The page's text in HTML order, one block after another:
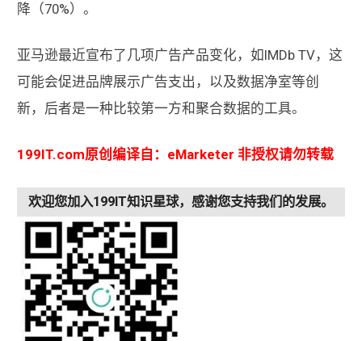
降（70%）。
亚马逊最近宣布了几项广告产品变化，如IMDb TV，这
可能会促进品牌展示广告支出，以及数据净室等创
新，后者是一种比较第一方和聚合数据的工具。
199IT.com原创编译自：eMarketer 非授权请勿转载
欢迎您加入199IT知识星球，感谢您支持我们的发展。